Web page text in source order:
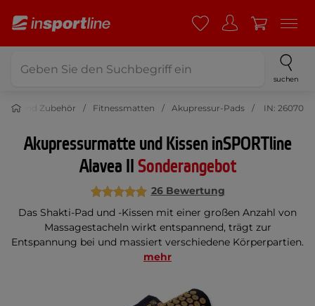
suchen
und Zubehör Fitnessmatten Akupressur-Pads IN: 26070
Akupressurmatte und Kissen inSPORTline
Alavea IISonderangebot
26 Bewertung
Das Shakti-Pad und -Kissen mit einer großen Anzahl von
Massagestacheln wirkt entspannend, trägt zur
Entspannung bei und massiert verschiedene Körperpartien.
mehr